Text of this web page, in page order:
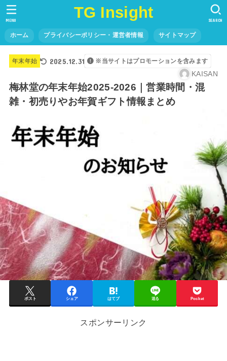
TG Insight
ホーム プライバシーポリシー・運営者情報 サイトマップ
SEARCH
MENU
年末年始 2025.12.31 ※当サイトはプロモーションを含みます
KAISAN
梅林堂の年末年始2025-2026｜営業時間・混
雑・初売りやお年賀ギフト情報まとめ
ポスト シェア はてブ 送る Pocket
スポンサーリンク